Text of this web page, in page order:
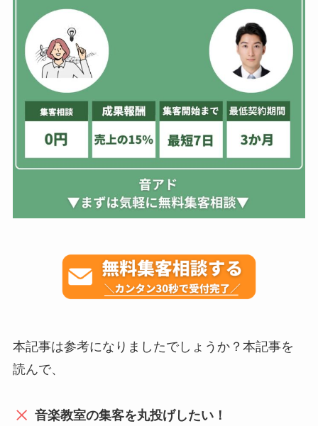
本記事は参考になりましたでしょうか？本記事を
読んで、
音楽教室の集客を丸投げしたい！